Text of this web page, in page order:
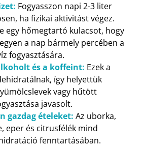
Fogyasszon napi 2-3 liter
ha fizikai aktivitást végez.
egy hőmegtartó kulacsot, hogy
a nap bármely percében a
fogyasztására.
és a koffeint: Ezek a
így helyettük
vagy hűtött
javasolt.
gazdag ételeket: Az uborka,
eper és citrusfélék mind
fenntartásában.